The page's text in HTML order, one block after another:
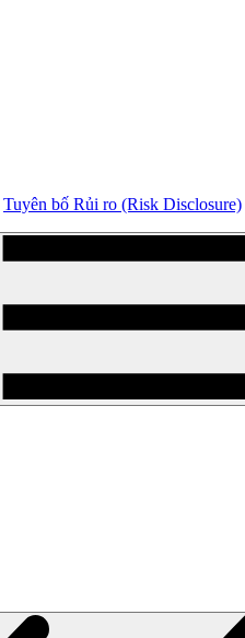
Tuyên bố Rủi ro (Risk Disclosure)